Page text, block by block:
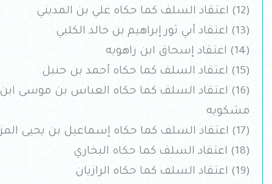
(12) اعتقاد السلف كما حكاه علي بن المديني
(13) اعتقاد أبي ثور إبراهيم بن خالد الكلبي
(14) اعتقاد إسحاق ابن راهويه
(15) اعتقاد السلف كما حكاه أحمد بن حنبل
(16) اعتقاد السلف كما حكاه العباس بن موسى ابن
مشكويه
(17) اعتقاد السلف كما حكاه إسماعيل بن يحيى المزني
(18) اعتقاد السلف كما حكاه البخاري
(19) اعتقاد السلف كما حكاه الرازيان